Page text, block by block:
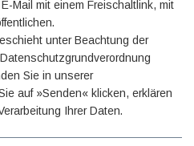
Mail mit einem Freischaltlink, mit
unter Beachtung der
Sie in unserer
auf »Senden« klicken, erklären
Ihrer Daten.